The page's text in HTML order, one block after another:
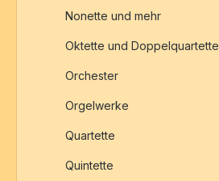
Nonette und mehr
Oktette und Doppelquartette
Orchester
Orgelwerke
Quartette
Quintette